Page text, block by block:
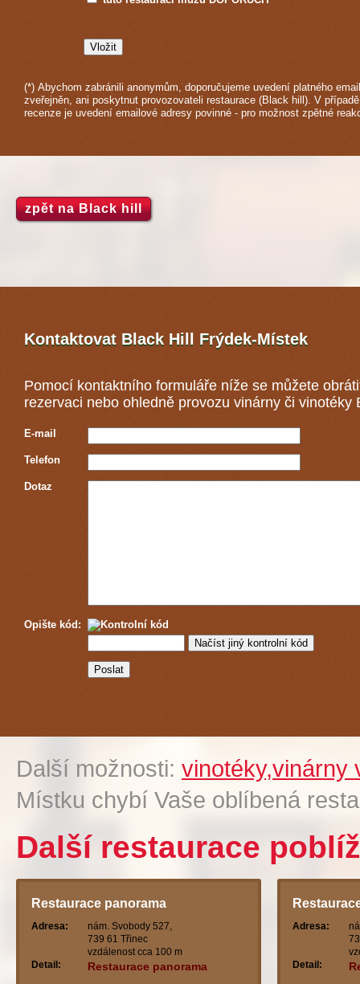
(*) Abychom zabránili anonymům, doporučujeme uvedení platného
zveřejněn, ani poskytnut provozovateli restaurace (Black hill). V
recenze je uvedení emailové adresy povinné - pro možnost zpětné
zpět na Black hill
Kontaktovat Black Hill Frýdek-Místek
Pomocí kontaktního formuláře níže se můžete
rezervaci nebo ohledně provozu vinárny či vinotéky
E-mail
Telefon
Dotaz
Opište kód:
Další možnosti: vinotéky,vinárny
Místku chybí Vaše oblíbená
Další restaurace
Restaurace panorama
Adresa:
nám. Svobody 527,
739 61 Třinec
vzdálenost cca 100 m
Detail:
Restaurace panorama
Adresa:
Detail: